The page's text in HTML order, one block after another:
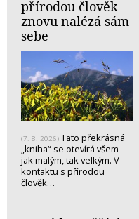
přírodou člověk
znovu nalézá sám
sebe
(7. 8. 2026) Tato překrásná
„kniha“ se otevírá všem –
jak malým, tak velkým. V
kontaktu s přírodou
člověk…